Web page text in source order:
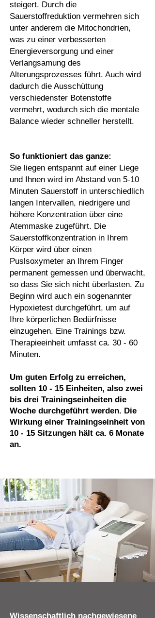
steigert. Durch die
Sauerstoffreduktion vermehren sich
unter anderem die Mitochondrien,
was zu einer verbesserten
Energieversorgung und einer
Verlangsamung des
Alterungsprozesses führt. Auch wird
dadurch die Ausschüttung
verschiedenster Botenstoffe
vermehrt, wodurch sich die mentale
Balance wieder schneller herstellt.
So funktioniert das ganze:
Sie liegen entspannt auf einer Liege
und Ihnen wird im Abstand von 5-10
Minuten Sauerstoff in unterschiedlich
langen Intervallen, niedrigere und
höhere Konzentration über eine
Atemmaske zugeführt. Die
Sauerstoffkonzentration in Ihrem
Körper wird über einen
Puslsoxymeter an Ihrem Finger
permanent gemessen und überwacht,
so dass Sie sich nicht überlasten. Zu
Beginn wird auch ein sogenannter
Hypoxietest durchgeführt, um auf
Ihre körperlichen Bedürfnisse
einzugehen. Eine Trainings bzw.
Therapieeinheit umfasst ca. 30 - 60
Minuten.
Um guten Erfolg zu erreichen,
sollten 10 - 15 Einheiten, also zwei
bis drei Trainingseinheiten die
Woche durchgeführt werden. Die
Wirkung einer Trainingseinheit von
10 - 15 Sitzungen hält ca. 6 Monate
an.
Wissenschaftlich nachgewiesene